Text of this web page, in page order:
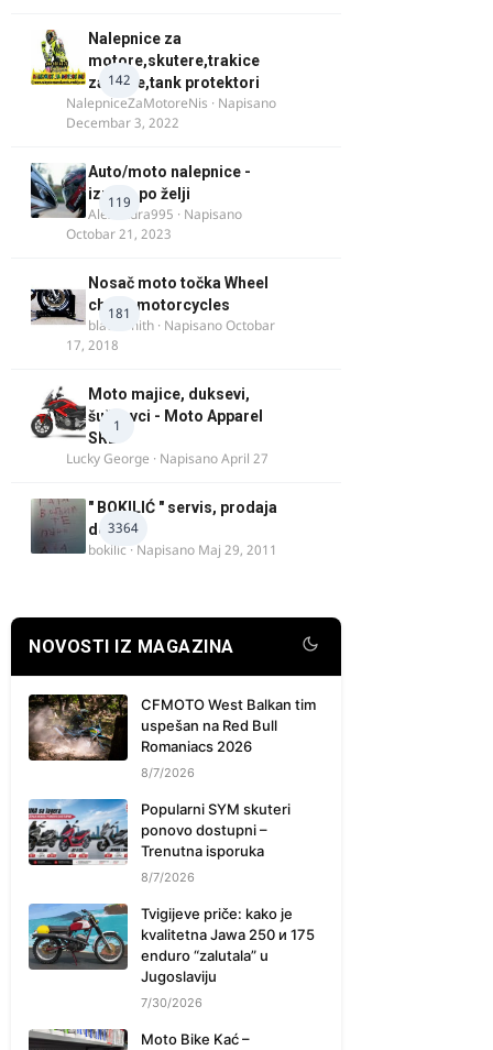
142
Nalepnice za
motore,skutere,trakice
za felne,tank protektori
NalepniceZaMotoreNis · Napisano
Decembar 3, 2022
119
Auto/moto nalepnice -
izrada po želji
Alexandra995 · Napisano
Octobar 21, 2023
181
Nosač moto točka Wheel
chock motorcycles
blacksmith · NapisanoOctobar
17, 2018
1
Moto majice, duksevi,
šuškavci - Moto Apparel
SRB
Lucky George · NapisanoApril 27
3364
" BOKILIĆ " servis, prodaja
delova
bokilic · Napisano Maj 29, 2011
NOVOSTI IZ MAGAZINA
CFMOTO West Balkan tim
uspešan na Red Bull
Romaniacs 2026
8/7/2026
Popularni SYM skuteri
ponovo dostupni –
Trenutna isporuka
8/7/2026
Tvigijeve priče: kako je
kvalitetna Jawa 250 и 175
enduro “zalutala” u
Jugoslaviju
7/30/2026
Moto Bike Kać –